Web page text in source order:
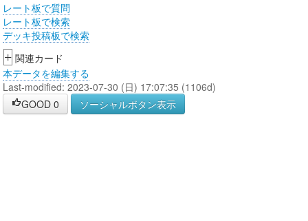
レート板で質問
レート板で検索
デッキ投稿板で検索
+ 関連カード
本データを編集する
Last-modified: 2023-07-30 (日) 17:07:35 (1106d)
GOOD 0 ソーシャルボタン表示